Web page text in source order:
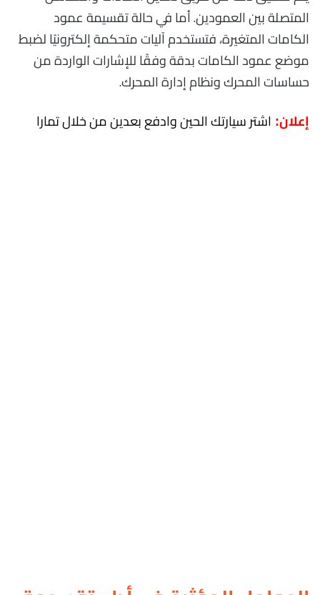
المتصلة بين العمودين. أما في حالة تقسيمة عمود
الكامات المتغيرة، فتستخدم آليات متحكمة إلكترونيًا لضبط
موضع عمود الكامات بدقة وفقًا للإشارات الواردة من
حساسات المحرك ونظام إدارة المحرك.
إعلان: اشتر سيارتك الحين وادفع بعدين من خلال تمارا